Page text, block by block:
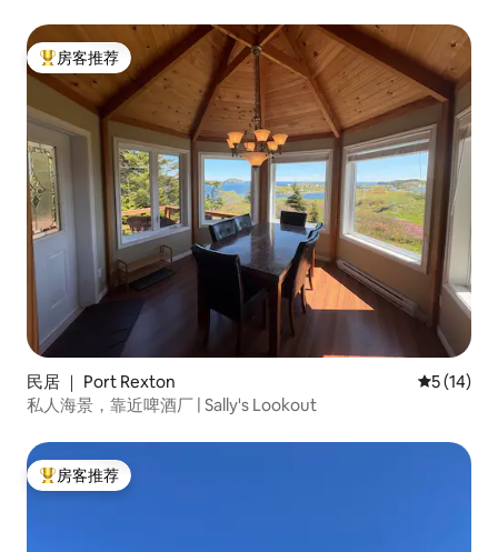
热门「房客推荐」
房客推荐
民居 ｜ Port Rexton 平均评分
5 (14)
私人海景，靠近啤酒厂 | Sally's Lookout
热门「房客推荐」
房客推荐